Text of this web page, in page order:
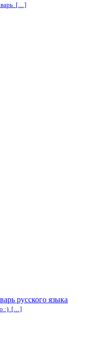
[…]
русского языка
:) […]